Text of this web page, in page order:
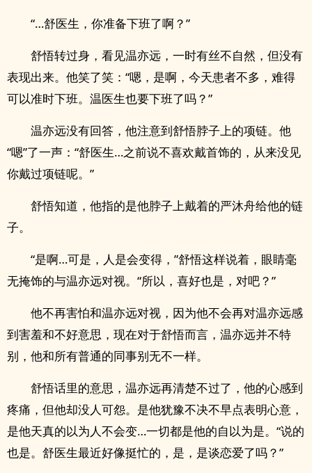
“…舒医生，你准备下班了啊？”
舒悟转过身，看见温亦远，一时有丝不自然，但没有
表现出来。他笑了笑：“嗯，是啊，今天患者不多，难得
可以准时下班。温医生也要下班了吗？”
温亦远没有回答，他注意到舒悟脖子上的项链。他
“嗯”了一声：“舒医生…之前说不喜欢戴首饰的，从来没见
你戴过项链呢。”
舒悟知道，他指的是他脖子上戴着的严沐舟给他的链
子。
“是啊…可是，人是会变得，”舒悟这样说着，眼睛毫
无掩饰的与温亦远对视。“所以，喜好也是，对吧？”
他不再害怕和温亦远对视，因为他不会再对温亦远感
到害羞和不好意思，现在对于舒悟而言，温亦远并不特
别，他和所有普通的同事别无不一样。
舒悟话里的意思，温亦远再清楚不过了，他的心感到
疼痛，但他却没人可怨。是他犹豫不决不早点表明心意，
是他天真的以为人不会变…一切都是他的自以为是。“说的
也是。舒医生最近好像挺忙的，是，是谈恋爱了吗？”